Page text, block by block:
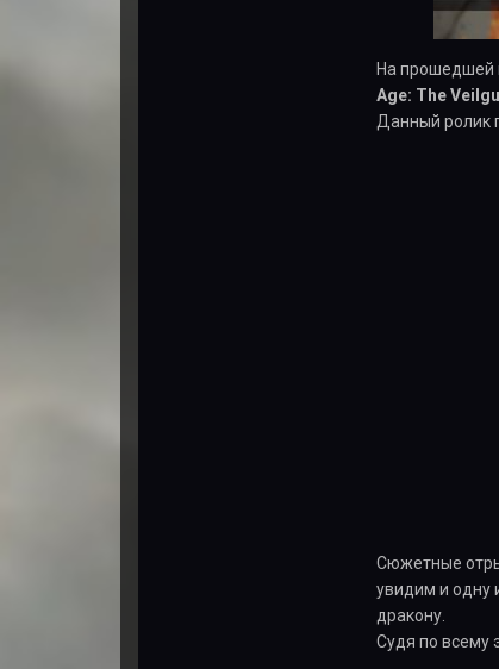
На прошедшей
Age: The
Данный ролик
Сюжетные
увидим и одну
дракону.
Судя по всему